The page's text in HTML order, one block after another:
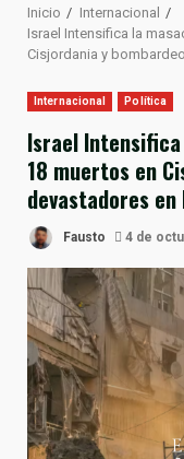
Inicio
Internacional
Israel Intensifica la
Cisjordania y
Internacional Política
Israel
18 muertos en
devastadores en
Fausto 4 de